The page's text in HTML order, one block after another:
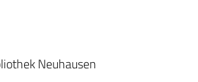
Neuhausen